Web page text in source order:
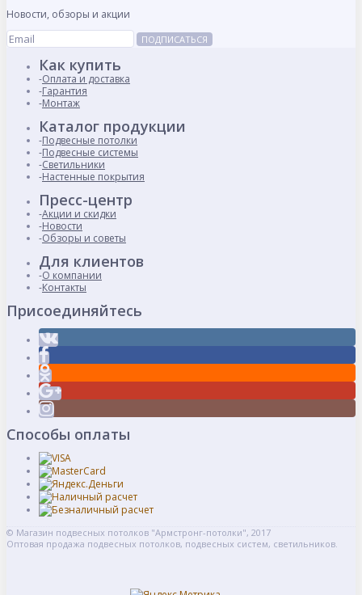
Новости, обзоры и акции
ПОДПИСАТЬСЯ
Как купить
Оплата и доставка
Гарантия
Монтаж
Каталог продукции
Подвесные потолки
Подвесные системы
Светильники
Настенные покрытия
Пресс-центр
Акции и скидки
Новости
Обзоры и советы
Для клиентов
О компании
Контакты
Присоединяйтесь
Способы оплаты
© Магазин подвесных потолков "Армстронг-потолки", 2017
Оптовая продажа подвесных потолков, подвесных систем, светильников.